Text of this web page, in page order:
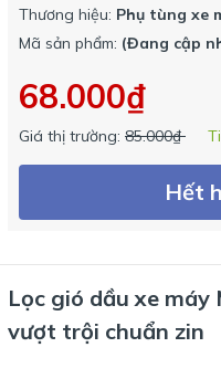
Thương hiệu: Phụ tùng xe
Mã sản phẩm: (Đang cập
68.000₫
Giá thị trường: 85.000₫
Hết
Lọc gió dầu xe máy
vượt trội chuẩn zin